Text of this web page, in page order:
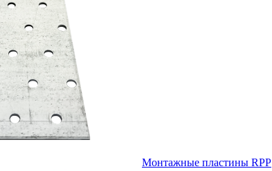
Монтажные пластины RPP